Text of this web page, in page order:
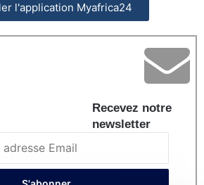
l'application Myafrica24
Recevez notre
newsletter